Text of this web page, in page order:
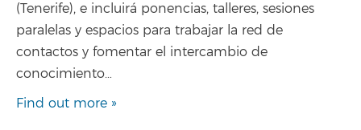
(Tenerife), e incluirá ponencias, talleres, sesiones
paralelas y espacios para trabajar la red de
contactos y fomentar el intercambio de
conocimiento…
Find out more »